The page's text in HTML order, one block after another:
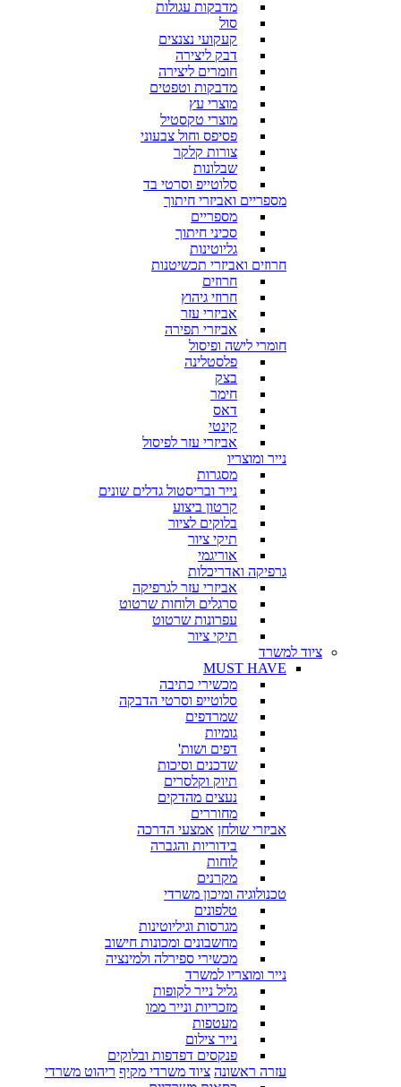
מדבקות עגולות
סול
קעקועי נצנצים
דבק ליצירה
חומרים ליצירה
מדבקות וטפטים
מוצרי עץ
מוצרי טקסטיל
פסיפס וחול צבעוני
צורות קלקר
שבלונות
סלוטייפ וסרטי בד
מספריים ואביזרי חיתוך
מספריים
סכיני חיתוך
גליוטינות
חרוזים ואביזרי תכשיטנות
חרוזים
חרוזי גיהוץ
אביזרי עזר
אביזרי תפירה
חומרי לישה ופיסול
פלסטלינה
בצק
חימר
דאס
קינטי
אביזרי עזר לפיסול
נייר ומוצריו
מסגרות
נייר ובריסטול גדלים שונים
קרטון ביצוע
בלוקים לציור
תיקי ציור
אוריגמי
גרפיקה ואדריכלות
אביזרי עזר לגרפיקה
סרגלים ולוחות שרטוט
עפרונות שרטוט
תיקי ציור
ציוד למשרד
MUST HAVE
מכשירי כתיבה
סלוטייפ וסרטי הדבקה
שמרדפים
גומיות
דפים ושות'
שדכנים וסיכות
תיוק וקלסרים
נעצים מהדקים
מחוררים
אביזרי שולחן אמצעי הדרכה
בידוריות והגברה
לוחות
מקרנים
טכנולוגיה ומיכון משרדי
טלפונים
מגרסות וגיליוטינות
מחשבונים ומכונות חישוב
מכשירי ספירלה ולמינציה
נייר ומוצריו למשרד
גליל נייר לקופות
מזכריות ונייר ממו
מעטפות
נייר צילום
פנקסים דפדפות ובלוקים
עזרה ראשונה ציוד משרדי מקיף ריהוט משרדי